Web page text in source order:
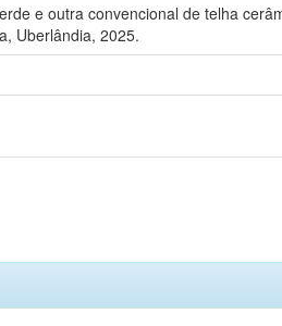
e outra convencional de telha
Uberlândia, 2025.